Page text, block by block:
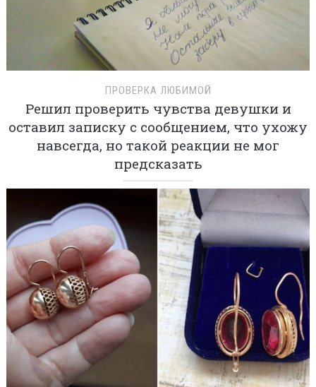
ПРОВЕРКА ЛЮБИМОЙ
Решил проверить чувства девушки и
оставил записку с сообщением, что ухожу
навсегда, но такой реакции не мог
предсказать